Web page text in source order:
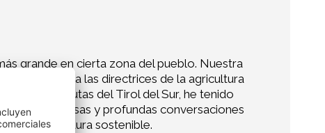
grande en cierta zona del pueblo. Nuestra
de acuerdo a las directrices de la agricultura
de Frutas del Tirol del Sur, he tenido
las numerosas y profundas conversaciones
de agricultura sostenible.